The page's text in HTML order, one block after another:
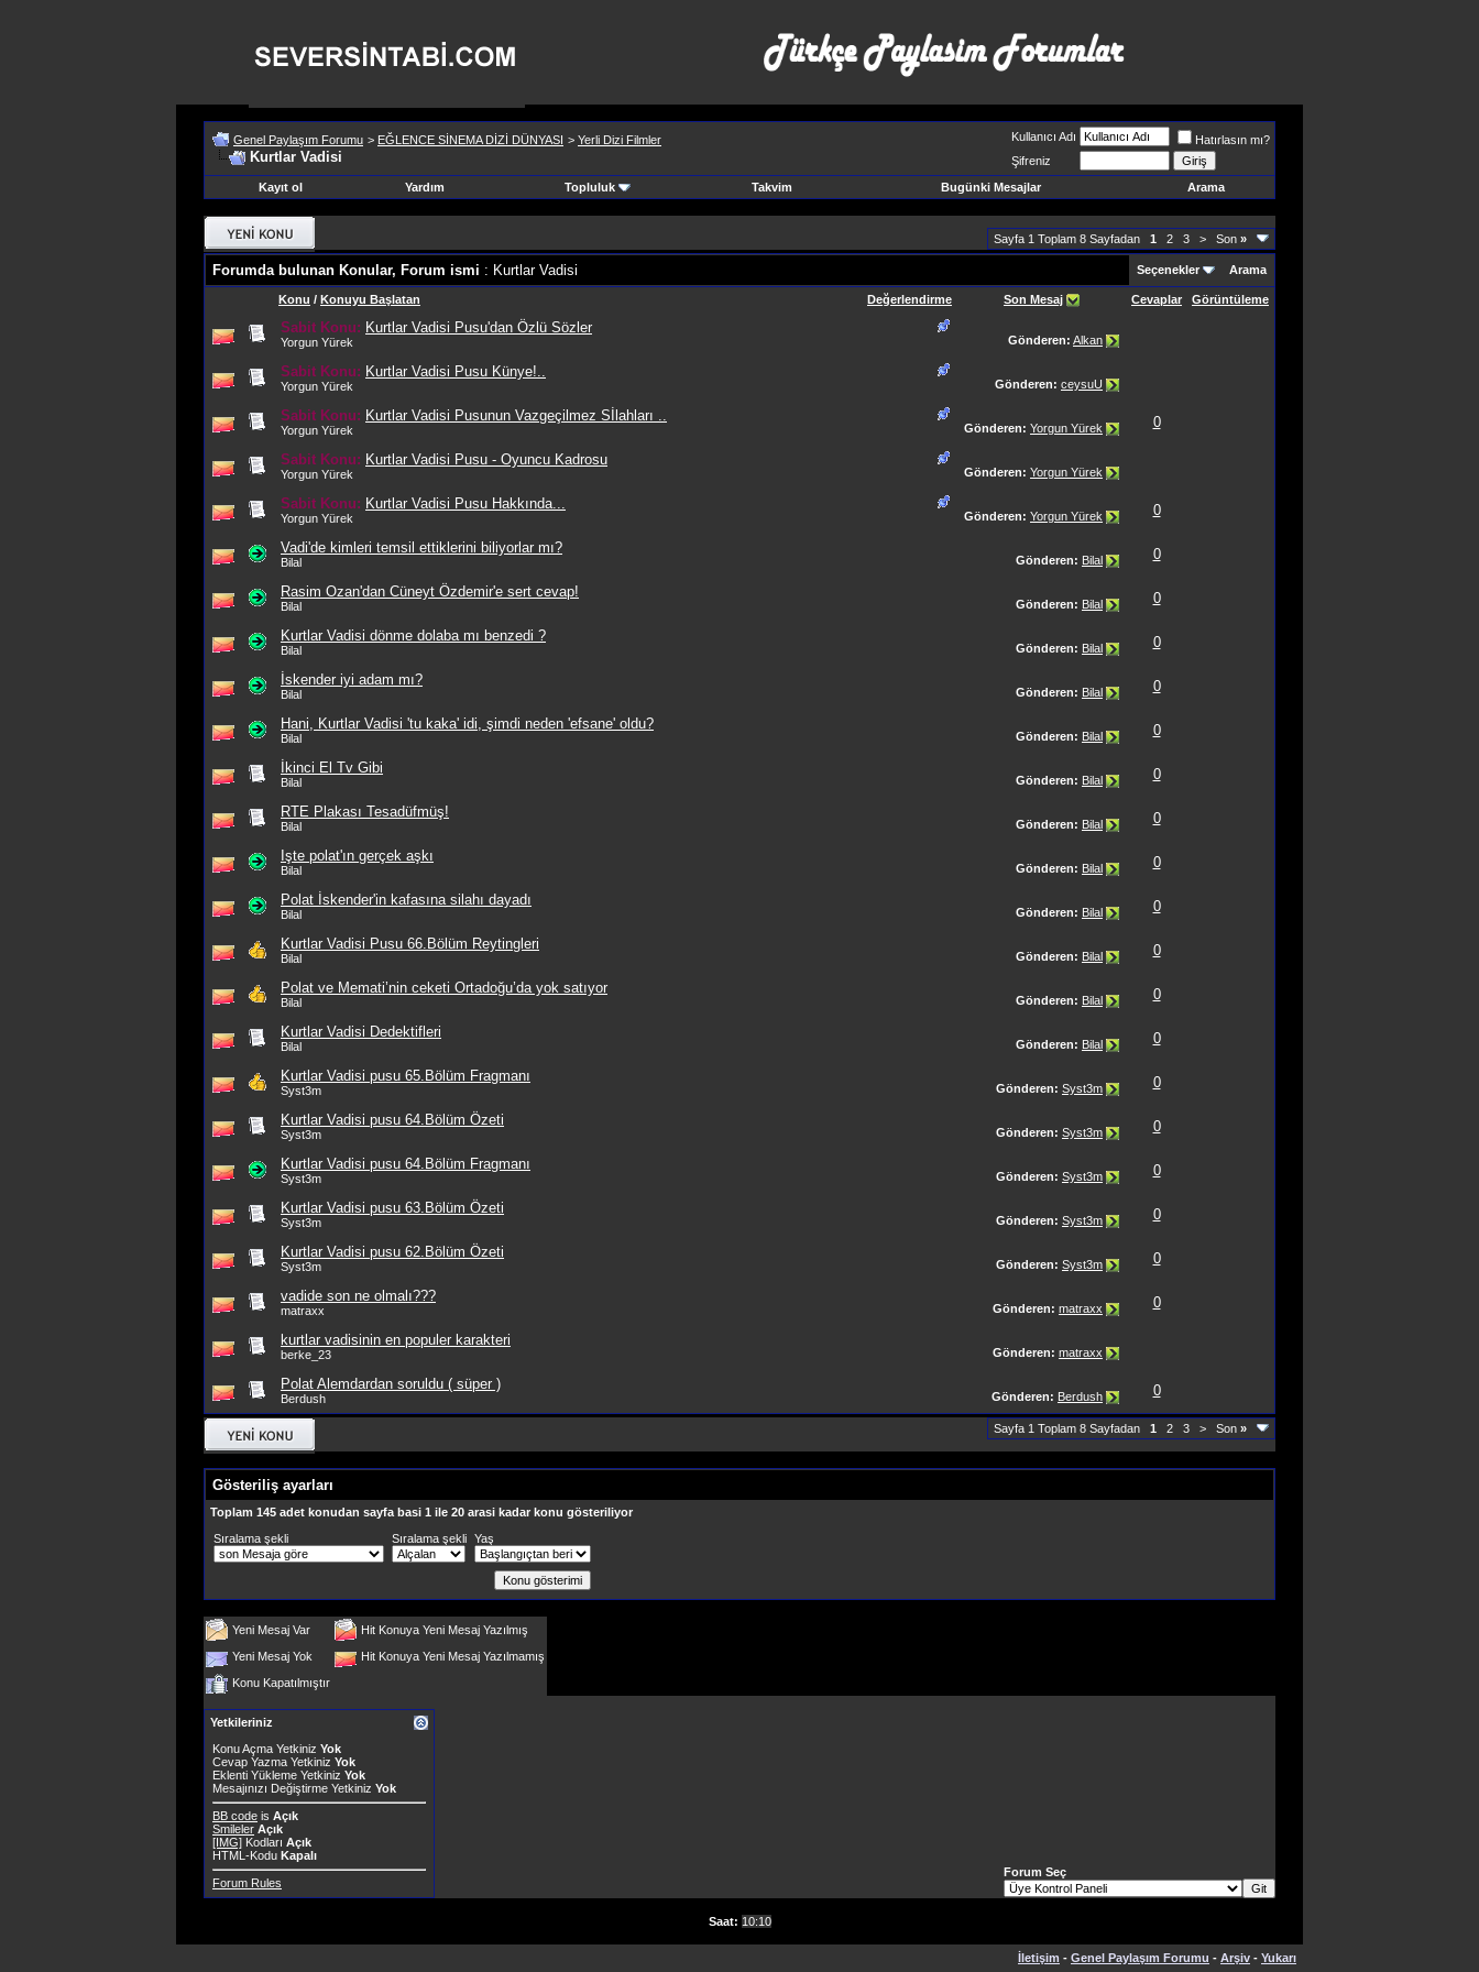
Genel Paylaşım Forumu > EĞLENCE SİNEMA DİZİ DÜNYASI > Yerli Dizi Filmler
Kurtlar Vadisi
Kullanıcı Adı
Hatırlasın mı?
Şifreniz
Kayıt ol
Yardım Topluluk Takvim Bugünki Mesajlar Arama
Sayfa 1 Toplam 8 Sayfadan 1 2 3 > Son »
Forumda bulunan Konular, Forum ismi : Kurtlar Vadisi Seçenekler Arama
Değerlendirme
Konu / Konuyu Başlatan Son Mesaj Cevaplar Görüntüleme
Sabit Konu: Kurtlar Vadisi Pusu'dan Özlü Sözler
Yorgun Yürek Gönderen: Alkan
Sabit Konu: Kurtlar Vadisi Pusu Künye!..
Yorgun Yürek Gönderen: ceysuU
Sabit Konu: Kurtlar Vadisi Pusunun Vazgeçilmez Sİlahları ..
Yorgun Yürek Gönderen: Yorgun Yürek 0
Sabit Konu: Kurtlar Vadisi Pusu - Oyuncu Kadrosu
Yorgun Yürek Gönderen: Yorgun Yürek
Sabit Konu: Kurtlar Vadisi Pusu Hakkında...
Yorgun Yürek Gönderen: Yorgun Yürek 0
Vadi'de kimleri temsil ettiklerini biliyorlar mı?
Bilal Gönderen: Bilal 0
Rasim Ozan'dan Cüneyt Özdemir'e sert cevap!
Bilal Gönderen: Bilal 0
Kurtlar Vadisi dönme dolaba mı benzedi ?
Bilal Gönderen: Bilal 0
İskender iyi adam mı?
Bilal Gönderen: Bilal 0
Hani, Kurtlar Vadisi 'tu kaka' idi, şimdi neden 'efsane' oldu?
Bilal Gönderen: Bilal 0
İkinci El Tv Gibi
Bilal Gönderen: Bilal 0
RTE Plakası Tesadüfmüş!
Bilal Gönderen: Bilal 0
Işte polat'ın gerçek aşkı
Bilal Gönderen: Bilal 0
Polat İskender'in kafasına silahı dayadı
Bilal Gönderen: Bilal 0
Kurtlar Vadisi Pusu 66.Bölüm Reytingleri
Bilal Gönderen: Bilal 0
Polat ve Memati’nin ceketi Ortadoğu’da yok satıyor
Bilal Gönderen: Bilal 0
Kurtlar Vadisi Dedektifleri
Bilal Gönderen: Bilal 0
Kurtlar Vadisi pusu 65.Bölüm Fragmanı
Syst3m Gönderen: Syst3m 0
Kurtlar Vadisi pusu 64.Bölüm Özeti
Syst3m Gönderen: Syst3m 0
Kurtlar Vadisi pusu 64.Bölüm Fragmanı
Syst3m Gönderen: Syst3m 0
Kurtlar Vadisi pusu 63.Bölüm Özeti
Syst3m Gönderen: Syst3m 0
Kurtlar Vadisi pusu 62.Bölüm Özeti
Syst3m Gönderen: Syst3m 0
vadide son ne olmalı???
matraxx Gönderen: matraxx 0
kurtlar vadisinin en populer karakteri
berke_23 Gönderen: matraxx
Polat Alemdardan soruldu ( süper )
Berdush Gönderen: Berdush 0
Sayfa 1 Toplam 8 Sayfadan 1 2 3 > Son »
Gösteriliş ayarları
Toplam 145 adet konudan sayfa basi 1 ile 20 arasi kadar konu gösteriliyor
Sıralama şekli
Sıralama şekli Yaş
Yeni Mesaj Var
Hit Konuya Yeni Mesaj Yazılmış
Yeni Mesaj Yok
Hit Konuya Yeni Mesaj Yazılmamış
Konu Kapatılmıştır
Yetkileriniz
Konu Açma Yetkiniz Yok
Cevap Yazma Yetkiniz Yok
Eklenti Yükleme Yetkiniz Yok
Mesajınızı Değiştirme Yetkiniz Yok
BB code is Açık
Smileler Açık
[IMG] Kodları Açık
HTML-Kodu Kapalı
Forum Rules
Forum Seç
Saat: 10:10
İletişim - Genel Paylaşım Forumu - Arşiv - Yukarı